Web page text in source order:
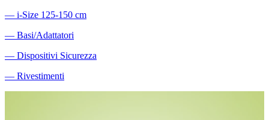
― i-Size 125-150 cm
― Basi/Adattatori
― Dispositivi Sicurezza
― Rivestimenti